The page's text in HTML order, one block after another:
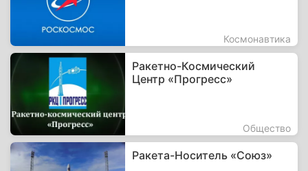
Космонавтика
Ракетно-Космический
Центр «Прогресс»
Общество
Ракета-Носитель «Союз»